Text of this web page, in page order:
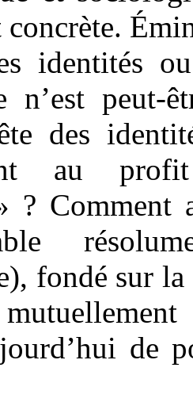
identités
n’est
des
au
? Comment
fondé sur
de